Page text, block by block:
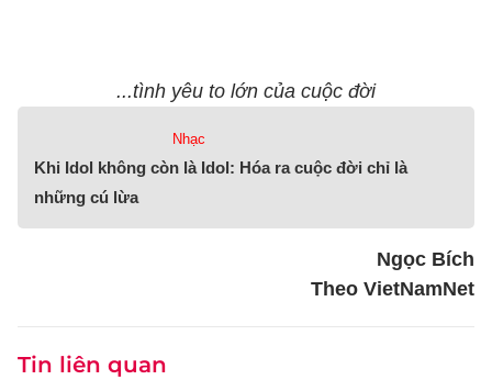
...tình yêu to lớn của cuộc đời
Nhạc
Khi Idol không còn là Idol: Hóa ra cuộc đời chỉ là
những cú lừa
Ngọc Bích
Theo VietNamNet
Tin liên quan